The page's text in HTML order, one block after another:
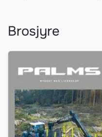
Brosjyre